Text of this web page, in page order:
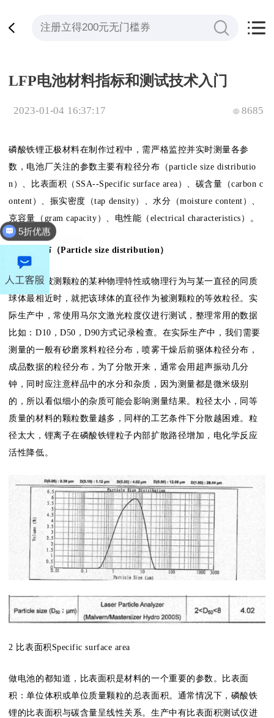
LFP电池材料指标和测试技术入门
2023-01-04 16:37:17 8685
磷酸铁锂正极材料在制作过程中，需严格监控并实时测量各参
数，电池厂关注的参数主要有粒径分布（particle size distributio
n）、比表面积（SSA--Specific surface area）、碳含量（carbon c
ontent）、振实密度（tap density）、水分（moisture content）、
克容量（gram capacity）、电性能（electrical characteristics）。
1.粒径分布（Particle size distribution）
粒径：当被测颗粒的某种物理特性或物理行为与某一直径的同质
球体最相近时，就把该球体的直径作为被测颗粒的等效粒径。实
际生产中，常使用马尔文激光粒度仪进行测试，整理常用的数据
比如：D10，D50，D90方式记录检查。在实际生产中，我们需要
测量的一般有砂磨浆料粒径分布，喷雾干燥后前驱体粒径分布，
成品数据的粒径分布，为了分散开来，通常会用超声振动几分
钟，同时应注意样品中的水分和杂质，因为测量都是微米级别
的，所以看似细小的杂质可能会影响测量结果。粒径太小，同等
质量的材料的颗粒数量越多，同样的工艺条件下分散越困难。粒
径太大，锂离子在磷酸铁锂粒子内部扩散路径增加，电化学反应
活性降低。
2 比表面积Specific surface area
做电池的都知道，比表面积是材料的一个重要的参数。比表面
积：单位体积或单位质量颗粒的总表面积。通常情况下，磷酸铁
锂的比表面积与碳含量呈线性关系。生产中有比表面积测试仪进
全平台立减200